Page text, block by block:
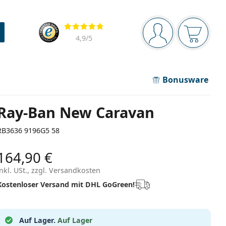
Navigationsleiste
Sie sind Der
Bewertung
4,9/5
Bonusware
Ban New Caravan
9196G5 58
€
USt., zzgl. Versandkosten
Versand mit DHL GoGreen!
Auf Lager. Auf Lager